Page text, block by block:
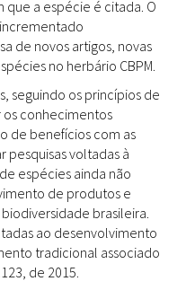
que a espécie é citada. O
de novos artigos, novas
no herbário CBPM.
seguindo os princípios de
os conhecimentos
de benefícios com as
pesquisas voltadas à
espécies ainda não
de produtos e
brasileira.
ao desenvolvimento
tradicional associado
de 2015.